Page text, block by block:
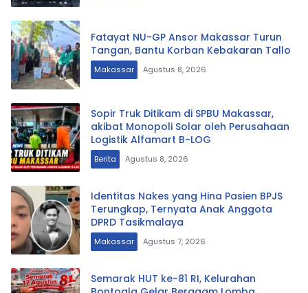
Fatayat NU-GP Ansor Makassar Turun
Tangan, Bantu Korban Kebakaran Tallo
Makassar Agustus 8, 2026
Sopir Truk Ditikam di SPBU Makassar,
akibat Monopoli Solar oleh Perusahaan
Logistik Alfamart B-LOG
Berita Agustus 8, 2026
Identitas Nakes yang Hina Pasien BPJS
Terungkap, Ternyata Anak Anggota
DPRD Tasikmalaya
Makassar Agustus 7, 2026
Semarak HUT ke-81 RI, Kelurahan